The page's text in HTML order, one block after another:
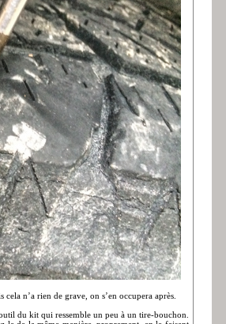
n’a rien de grave, on s’en occupera après.
du kit qui ressemble un peu à un tire-bouchon.